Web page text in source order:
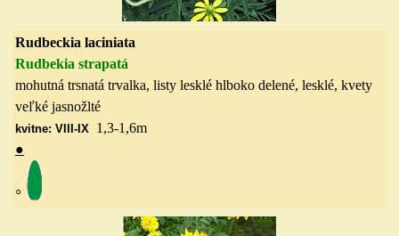
Rudbeckia laciniata
Rudbekia strapatá
mohutná trsnatá trvalka, listy lesklé hlboko delené, lesklé, kvety
veľké jasnožlté
kvitne: VIII-IX 1,3-1,6m
●
◦